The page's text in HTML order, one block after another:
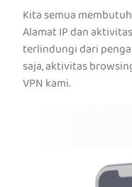
Kita semua
Alamat IP dan
terlindungi dari
saja, aktivitas
VPN kami.